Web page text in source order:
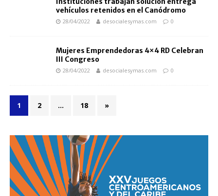
vehículos retenidos en el Canódromo
28/04/2022 desocialesymas.com 0
Mujeres Emprendedoras 4×4 RD Celebran
III Congreso
28/04/2022 desocialesymas.com 0
1 2 … 18 »